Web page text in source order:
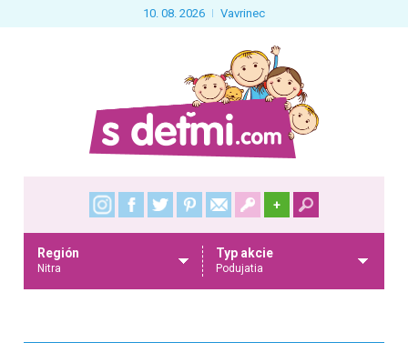
10. 08. 2026 Vavrinec
+
Región
Nitra
Typ akcie
Podujatia